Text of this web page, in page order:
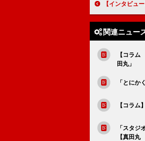
【インタビュー】「トットてれび」中村
関連ニュー
【コラ
田丸」
「とに
【コラ
「スタ
【真田丸